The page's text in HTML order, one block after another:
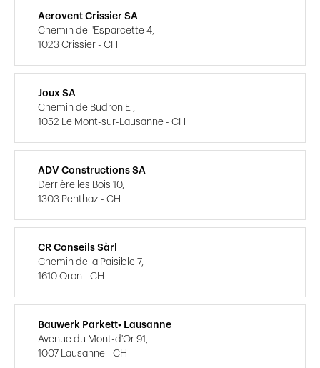
Aerovent Crissier SA
Chemin de l'Esparcette 4,
1023 Crissier - CH
Joux SA
Chemin de Budron E ,
1052 Le Mont-sur-Lausanne - CH
ADV Constructions SA
Derrière les Bois 10,
1303 Penthaz - CH
CR Conseils Sàrl
Chemin de la Paisible 7,
1610 Oron - CH
Bauwerk Parkett• Lausanne
Avenue du Mont-d'Or 91,
1007 Lausanne - CH